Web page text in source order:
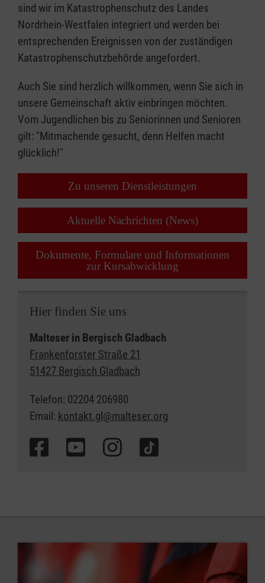
sind wir im Katastrophenschutz des Landes
Nordrhein-Westfalen integriert und werden bei
entsprechenden Ereignissen von der zuständigen
Katastrophenschutzbehörde angefordert.
Auch Sie sind herzlich willkommen, wenn Sie sich in
unsere Gemeinschaft aktiv einbringen möchten.
Vom Jugendlichen bis zu Seniorinnen und Senioren
gilt: "Mitmachende gesucht, denn Helfen macht
glücklich!"
Zu unseren Dienstleistungen
Aktuelle Nachrichten (News)
Dokumente, Formulare und Informationen
zur Kursabwicklung
Hier finden Sie uns
Malteser in Bergisch Gladbach
Frankenforster Straße 21
51427 Bergisch Gladbach
Telefon: 02204 206980
Email: kontakt.gl@malteser.org